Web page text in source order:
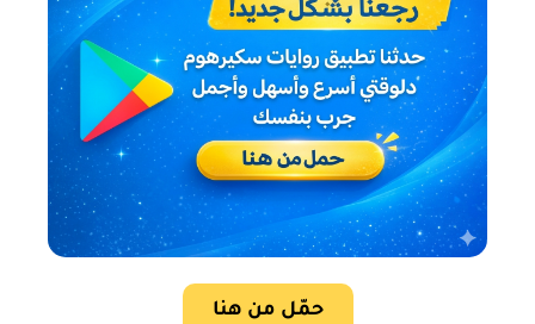
حمّل من هنا